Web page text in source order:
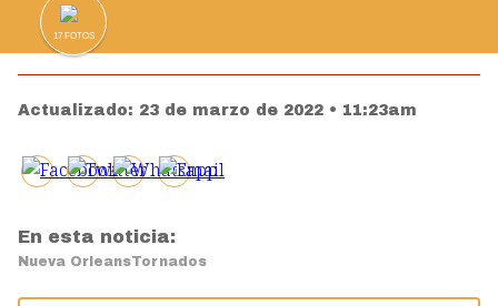
17FOTOS
Actualizado: 23 de marzo de 2022 • 11:23am
En esta noticia:
Nueva OrleansTornados